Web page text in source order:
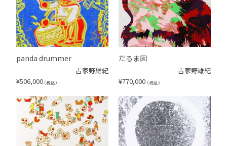
panda drummer
古家野雄紀
¥506,000 （税込）
だるま図
古家野雄紀
¥770,000 （税込）